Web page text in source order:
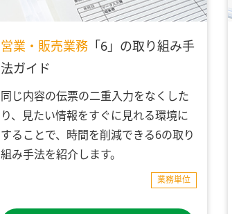
営業・販売業務 「6」の取り組み手
法ガイド
同じ内容の伝票の二重入力をなくした
り、見たい情報をすぐに見れる環境に
することで、時間を削減できる6の取り
組み手法を紹介します。
業務単位